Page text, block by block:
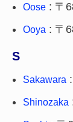
Oose : 〒
Ooya : 〒
S
Sakawara
Shinozaka